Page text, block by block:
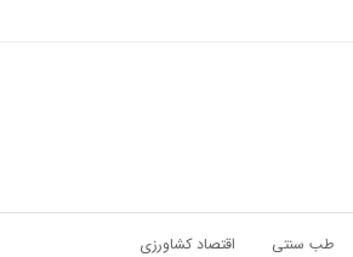
طب سنتی اقتصاد کشاورزی